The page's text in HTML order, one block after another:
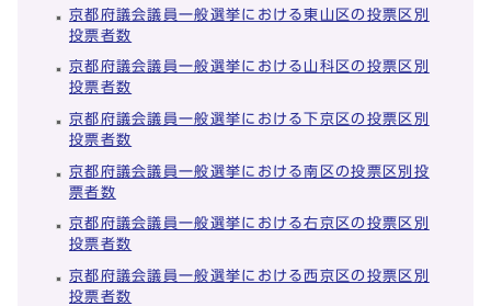
京都府議会議員一般選挙における東山区の投票区別
投票者数
京都府議会議員一般選挙における山科区の投票区別
投票者数
京都府議会議員一般選挙における下京区の投票区別
投票者数
京都府議会議員一般選挙における南区の投票区別投
票者数
京都府議会議員一般選挙における右京区の投票区別
投票者数
京都府議会議員一般選挙における西京区の投票区別
投票者数